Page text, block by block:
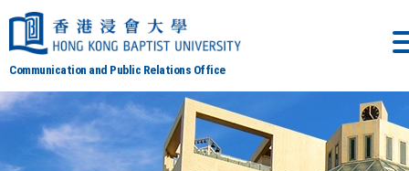
Communication and Public Relations Office